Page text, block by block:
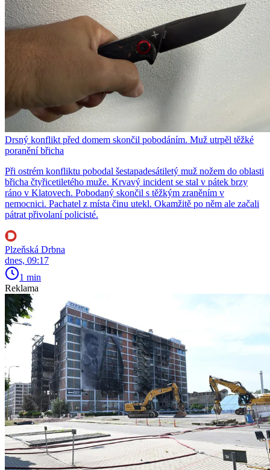
Drsný konflikt před domem skončil pobodáním. Muž utrpěl těžké
poranění břicha
Při ostrém konfliktu pobodal šestapadesátiletý muž nožem do oblasti
břicha čtyřicetiletého muže. Krvavý incident se stal v pátek brzy
ráno v Klatovech. Pobodaný skončil s těžkým zraněním v
nemocnici. Pachatel z místa činu utekl. Okamžitě po něm ale začali
pátrat přivolaní policisté.
Plzeňská Drbna
dnes, 09:17
1 min
Reklama